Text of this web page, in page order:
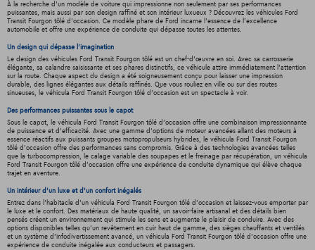
À la recherche d'un modèle de voiture qui impressionne non seulement par ses performances
puissantes, mais aussi par son design raffiné et son intérieur luxueux ? Découvrez les véhicules Ford
Transit Fourgon tôlé d'occasion. Ce modèle phare de Ford incarne l'essence de l'excellence
automobile et offre une expérience de conduite qui dépasse toutes les attentes.
Un design qui dépasse l'imagination
Le design des véhicules Ford Transit Fourgon tôlé est un chef-d'œuvre en soi. Avec sa carrosserie
élégante, sa calandre saisissante et ses phares distinctifs, ce véhicule attire immédiatement l'attention
sur la route. Chaque aspect du design a été soigneusement conçu pour laisser une impression
durable, des lignes élégantes aux détails raffinés. Que vous rouliez en ville ou sur des routes
sinueuses, le véhicula Ford Transit Fourgon tôlé d'occasion est un spectacle à voir.
Des performances puissantes sous le capot
Sous le capot, le véhicula Ford Transit Fourgon tôlé d'occasion offre une combinaison impressionnante
de puissance et d'efficacité. Avec une gamme d'options de moteur avancées allant des moteurs à
essence réactifs aux puissants groupes motopropulseurs hybrides, le véhicula Ford Transit Fourgon
tôlé d'occasion offre des performances sans compromis. Grâce à des technologies avancées telles
que la turbocompression, le calage variable des soupapes et le freinage par récupération, un véhicula
Ford Transit Fourgon tôlé d'occasion offre une expérience de conduite dynamique qui élève chaque
trajet en aventure.
Un intérieur d’un luxe et d’un confort inégalés
Entrez dans l'habitacle d'un véhicula Ford Transit Fourgon tôlé d'occasion et laissez-vous emporter par
le luxe et le confort. Des matériaux de haute qualité, un savoir-faire artisanal et des détails bien
pensés créent un environnement qui stimule les sens et augmente le plaisir de conduire. Avec des
options disponibles telles qu'un revêtement en cuir haut de gamme, des sièges chauffants et ventilés
et un système d'infodivertissement avancé, un véhicula Ford Transit Fourgon tôlé d'occasion offre une
expérience de conduite inégalée aux conducteurs et passagers.